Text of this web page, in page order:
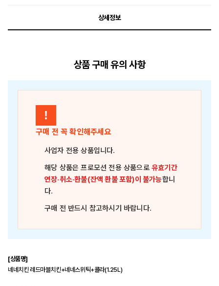
상세정보
상품 구매 유의 사항
!
구매 전 꼭 확인해주세요
사업자 전용 상품입니다.
해당 상품은프로모션 전용 상품으로유효기간
연장·취소·환불(잔액 환불 포함)이 불가능합니
다.
구매 전 반드시 참고하시기 바랍니다.
[상품명]
네네치킨 레드마블치킨+네네스위틱+콜라(1.25L)